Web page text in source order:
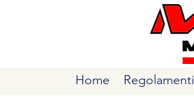
Home Regolamenti